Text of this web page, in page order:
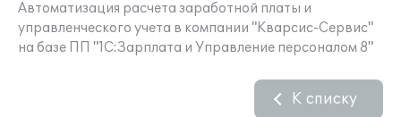
Автоматизация расчета заработной платы и
управленческого учета в компании "Кварсис-Сервис"
на базе ПП "1С:Зарплата и Управление персоналом 8"
К списку